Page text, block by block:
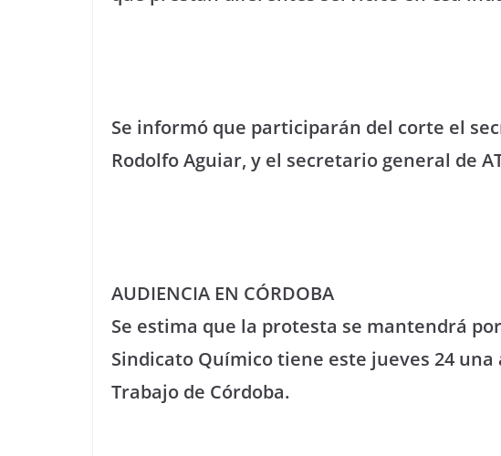
Se informó que participarán del corte el
Rodolfo Aguiar, y el secretario general de
AUDIENCIA EN CÓRDOBA
Se estima que la protesta se mantendrá
Sindicato Químico tiene este jueves 24
Trabajo de Córdoba.